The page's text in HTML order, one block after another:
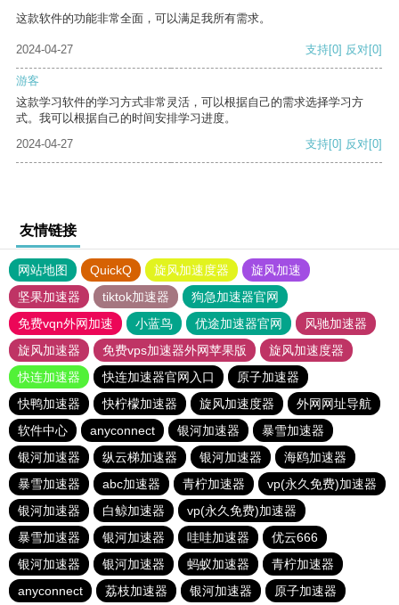
这款软件的功能非常全面，可以满足我所有需求。
2024-04-27 支持[0] 反对[0]
游客
这款学习软件的学习方式非常灵活，可以根据自己的需求选择学习方
式。我可以根据自己的时间安排学习进度。
2024-04-27
支持[0] 反对[0]
友情链接
网站地图 QuickQ 旋风加速度器
旋风加速
坚果加速器
tiktok加速器
狗急加速器官网
免费vqn外网加速
小蓝鸟 优途加速器官网
风驰加速器
旋风加速器
免费vps加速器外网苹果版
旋风加速度器
快连加速器
快连加速器官网入口
原子加速器
快鸭加速器
快柠檬加速器 旋风加速度器
外网网址导航
软件中心
anyconnect 银河加速器
暴雪加速器
银河加速器
纵云梯加速器 银河加速器
海鸥加速器
暴雪加速器
abc加速器 青柠加速器
vp(永久免费)加速器
银河加速器
白鲸加速器
vp(永久免费)加速器
暴雪加速器
银河加速器 哇哇加速器
优云666
银河加速器
银河加速器 蚂蚁加速器
青柠加速器
anyconnect
荔枝加速器 银河加速器 原子加速器